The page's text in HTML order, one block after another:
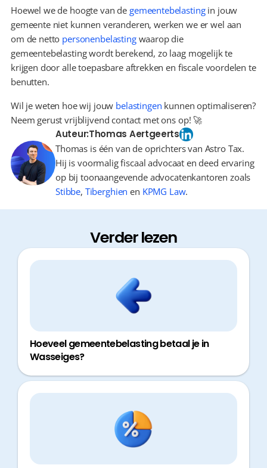
Hoewel we de hoogte van de gemeentebelasting in jouw
gemeente niet kunnen veranderen, werken we er wel aan
om de netto personenbelasting waarop die
gemeentebelasting wordt berekend, zo laag mogelijk te
krijgen door alle toepasbare aftrekken en fiscale voordelen te
benutten.
Wil je weten hoe wij jouw belastingen kunnen optimaliseren?
Neem gerust vrijblijvend contact met ons op! 🚀
Auteur:Thomas Aertgeerts
Thomas is één van de oprichters van Astro Tax.
Hij is voormalig fiscaal advocaat en deed ervaring
op bij toonaangevende advocatenkantoren zoals
Stibbe, Tiberghien en KPMG Law.
Verder lezen
Hoeveel gemeentebelasting betaal je in
Wasseiges?